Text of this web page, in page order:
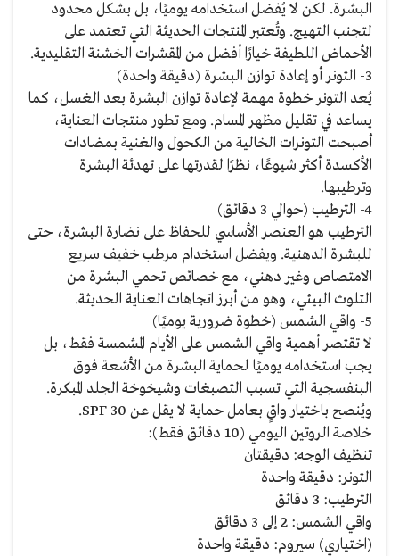
البشرة. لكن لا يُفضل استخدامه يوميًا، بل بشكل محدود
لتجنب التهيج. وتُعتبر المنتجات الحديثة التي تعتمد على
الأحماض اللطيفة خيارًا أفضل من المقشرات الخشنة التقليدية.
3- التونر أو إعادة توازن البشرة (دقيقة واحدة)
يُعد التونر خطوة مهمة لإعادة توازن البشرة بعد الغسل، كما
يساعد في تقليل مظهر المسام. ومع تطور منتجات العناية،
أصبحت التونرات الخالية من الكحول والغنية بمضادات
الأكسدة أكثر شيوعًا، نظرًا لقدرتها على تهدئة البشرة
وترطيبها.
4- الترطيب (حوالي 3 دقائق)
الترطيب هو العنصر الأساسي للحفاظ على نضارة البشرة، حتى
للبشرة الدهنية. ويفضل استخدام مرطب خفيف سريع
الامتصاص وغير دهني، مع خصائص تحمي البشرة من
التلوث البيئي، وهو من أبرز اتجاهات العناية الحديثة.
5- واقي الشمس (خطوة ضرورية يوميًا)
لا تقتصر أهمية واقي الشمس على الأيام المشمسة فقط، بل
يجب استخدامه يوميًا لحماية البشرة من الأشعة فوق
البنفسجية التي تسبب التصبغات وشيخوخة الجلد المبكرة.
ويُنصح باختيار واقٍ بعامل حماية لا يقل عن SPF 30.
خلاصة الروتين اليومي (10 دقائق فقط):
تنظيف الوجه: دقيقتان
التونر: دقيقة واحدة
الترطيب: 3 دقائق
واقي الشمس: 2 إلى 3 دقائق
(اختياري) سيروم: دقيقة واحدة